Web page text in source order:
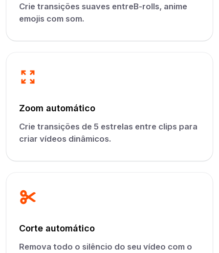
Crie transições suaves entreB-rolls, anime
emojis com som.
Zoom automático
Crie transições de 5 estrelas entre clips para
criar vídeos dinâmicos.
Corte automático
Remova todo o silêncio do seu vídeo com o